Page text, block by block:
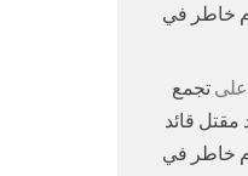
خاطر في
تجمع
مقتل قائد
خاطر في